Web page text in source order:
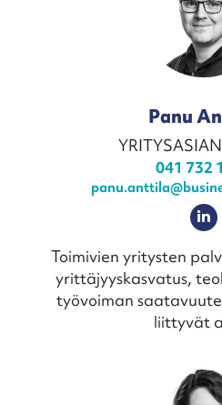
Panu
041 732
Toimivien yritysten
yrittäjyyskasvatus,
työvoiman
liittyvät